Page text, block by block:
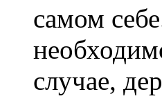
самом
случае,